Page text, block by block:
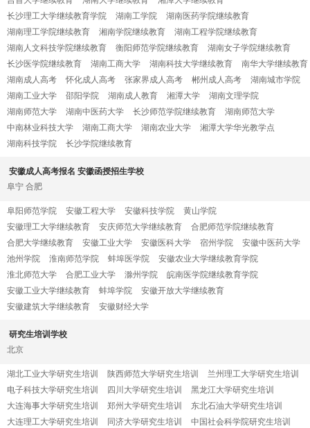
长沙理工大学继续教育学院
湖南工学院
湖南医药学院继续教育
湖南理工学院继续教育
湘南学院继续教育
湖南工程学院继续教育
湖南人文科技学院继续教育
衡阳师范学院继续教育
湖南女子学院继续教育
长沙医学院继续教育
湖南工商大学 湖南科技大学继续教育
南华大学继续教育
湖南成人高考
怀化成人高考 张家界成人高考 郴州成人高考
湖南城市学院
湖南工业大学
邵阳学院 湖南成人教育 湘潭大学
湖南文理学院
湖南师范大学
湖南中医药大学 长沙师范学院继续教育
湖南师范大学
中南林业科技大学
湖南工商大学 湖南农业大学
湘潭大学华光教学点
湖南科技学院
长沙学院继续教育
安徽成人高考报名 安徽函授招生学校
阜宁 合肥
阜阳师范学院 安徽工程大学 安徽科技学院
黄山学院
安徽理工大学继续教育
安庆师范大学继续教育
合肥师范学院继续教育
合肥大学继续教育
安徽工业大学 安徽医科大学 宿州学院
安徽中医药大学
池州学院
淮南师范学院 蚌埠医学院
安徽农业大学继续教育学院
淮北师范大学
合肥工业大学 滁州学院
皖南医学院继续教育学院
安徽工业大学继续教育
蚌埠学院
安徽开放大学继续教育
安徽建筑大学继续教育
安徽财经大学
研究生培训学校
北京
湖北工业大学研究生培训 陕西师范大学研究生培训
兰州理工大学研究生培训
电子科技大学研究生培训
四川大学研究生培训
黑龙江大学研究生培训
大连海事大学研究生培训
郑州大学研究生培训
东北石油大学研究生培训
大连理工大学研究生培训
同济大学研究生培训
中国社会科学院研究生培训